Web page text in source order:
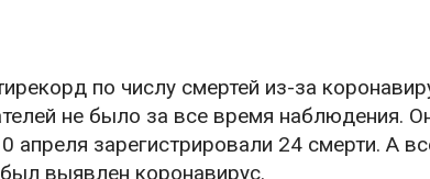
по числу смертей из-за
не было за все время наблюдения.
апреля зарегистрировали 24 смерти. А
выявлен коронавирус.